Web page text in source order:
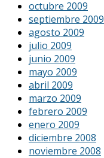
octubre 2009
septiembre 2009
agosto 2009
julio 2009
junio 2009
mayo 2009
abril 2009
marzo 2009
febrero 2009
enero 2009
diciembre 2008
noviembre 2008